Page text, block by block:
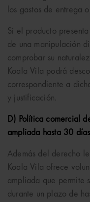
los gastos de entrega
Si el producto
de una manipulación
comprobar su
Koala Vila podrá
correspondiente a
y justificación.
D) Política comercial
ampliada hasta 30 días
Además del derecho
Koala Vila ofrece
ampliada que permite
durante un plazo de